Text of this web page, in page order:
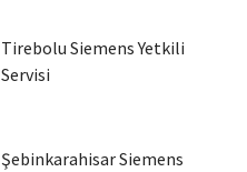
Tirebolu Siemens Yetkili
Servisi
Şebinkarahisar Siemens